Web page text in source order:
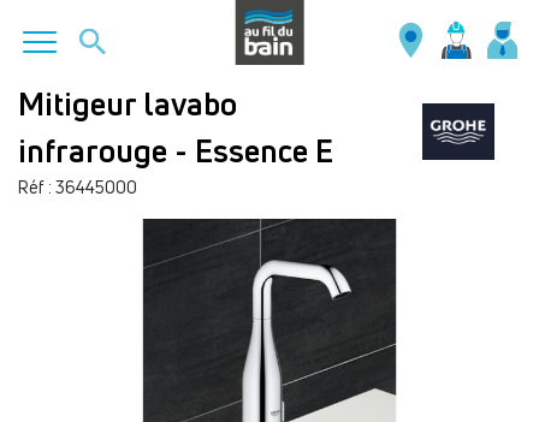
Aller
contenu
principal
Mitigeur lavabo
infrarouge - Essence E
Réf : 36445000